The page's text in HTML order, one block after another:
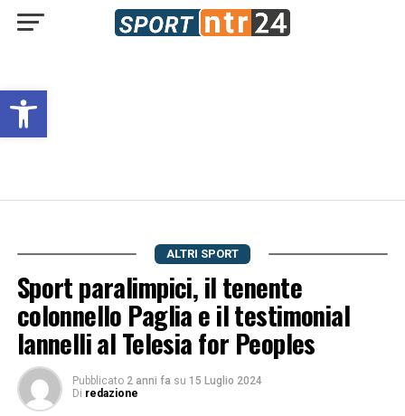
Open toolbar
ALTRI SPORT
Sport paralimpici, il tenente
colonnello Paglia e il testimonial
Iannelli al Telesia for Peoples
Pubblicato 2 anni fa su 15 Luglio 2024
Di redazione